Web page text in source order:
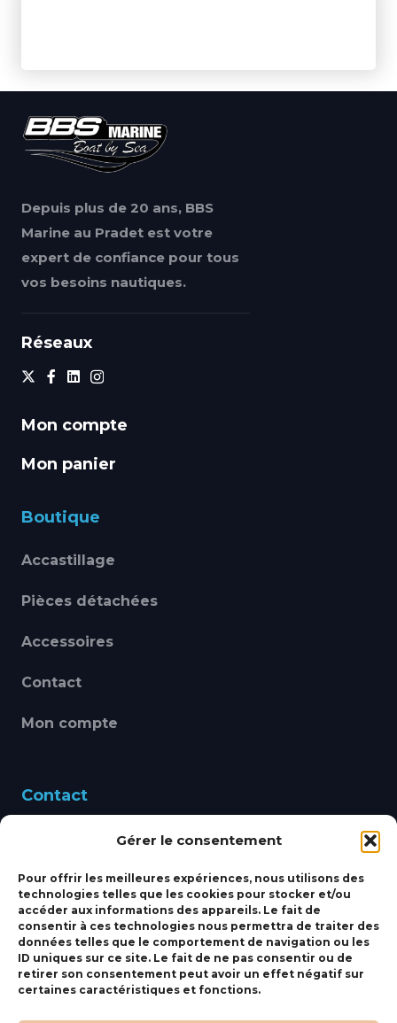
Gérer le consentement
Pour offrir les meilleures expériences, nous utilisons des
technologies telles que les cookies pour stocker et/ou
accéder aux informations des appareils. Le fait de
consentir à ces technologies nous permettra de traiter des
données telles que le comportement de navigation ou les
ID uniques sur ce site. Le fait de ne pas consentir ou de
retirer son consentement peut avoir un effet négatif sur
certaines caractéristiques et fonctions.
Depuis plus de 20 ans, BBS
Marine au Pradet est votre
expert de confiance pour tous
vos besoins nautiques.
Réseaux
Mon compte
Mon panier
Boutique
Accastillage
Pièces détachées
Accessoires
Contact
Mon compte
Contact
460 Avenue Alain Le
bbsmarine@bbs-
marine.fr
Fixe:04 27 50 24 50
Mobile:06 69 44 48 83